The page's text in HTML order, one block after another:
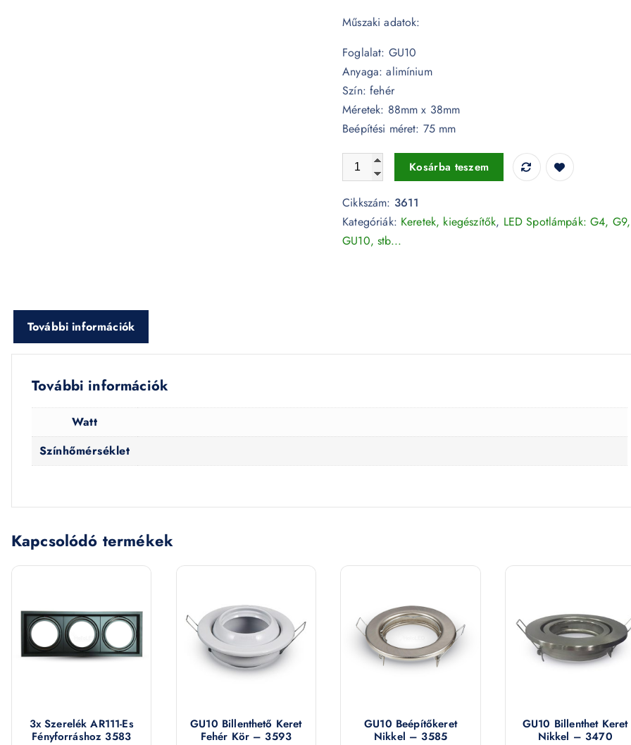
Műszaki adatok:
Foglalat: GU10
Anyaga: alimínium
Szín: fehér
Méretek: 88mm x 38mm
Beépítési méret: 75 mm
GU10 keret fehér 3611 mennyiség
Kosárba teszem
Cikkszám: 3611
Kategóriák: Keretek, kiegészítők, LED Spotlámpák: G4, G9,
GU10, stb...
További információk
További információk
Watt
Színhőmérséklet
Kapcsolódó termékek
3x Szerelék AR111-Es
Fényforráshoz 3583
GU10 Billenthető Keret
Fehér Kör – 3593
GU10 Beépítőkeret
Nikkel – 3585
GU10 Billenthet Keret
Nikkel – 3470